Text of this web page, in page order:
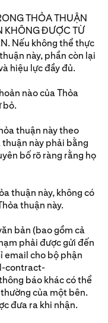
THỎA THUẬN
KHÔNG ĐƯỢC TỪ
Nếu không thể thực
này, phần còn lại
hiệu lực đầy đủ.
nào của Thỏa
bỏ.
thuận này theo
thuận này phải bằng
bố rõ ràng rằng họ
thuận này, không có
thuận này.
bản (bao gồm cả
phải được gửi đến
email cho bộ phận
contract-
báo khác có thể
của một bên.
đưa ra khi nhận.